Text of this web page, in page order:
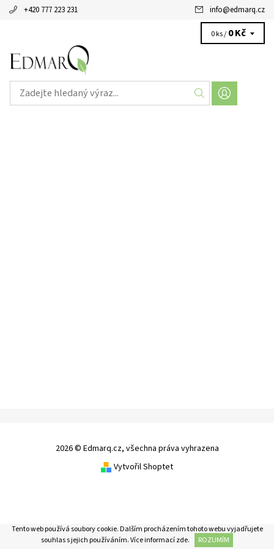
+420 777 223 231 info@edmarq.cz
0 ks / 0 Kč
2026 © Edmarq.cz, všechna práva vyhrazena
Vytvořil Shoptet
Tento web používá soubory cookie. Dalším procházením tohoto webu vyjadřujete
souhlas s jejich používáním. Více informacízde. ROZUMÍM